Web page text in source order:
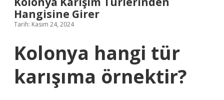
Hangisine Girer
Tarih: Kasım 24, 2024
Kolonya hangi tür
karışıma örnektir?